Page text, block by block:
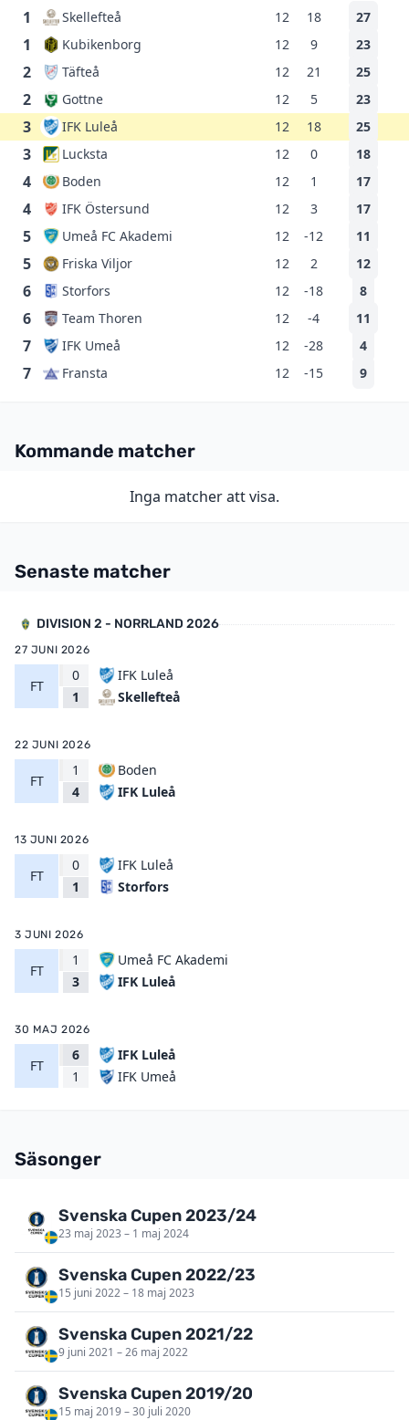
1 Skellefteå 12 18 27
1 Kubikenborg 12 9 23
2 Täfteå 12 21 25
2 Gottne 12 5 23
3 IFK Luleå 12 18 25
3 Lucksta 12 0 18
4 Boden 12 1 17
4 IFK Östersund 12 3 17
5 Umeå FC Akademi 12 -12 11
5 Friska Viljor 12 2 12
6 Storfors 12 -18 8
6 Team Thoren 12 -4 11
7 IFK Umeå 12 -28 4
7 Fransta 12 -15 9
Kommande matcher
Inga matcher att visa.
Senaste matcher
DIVISION 2 - NORRLAND 2026
27 JUNI 2026
FT
0
1
IFK Luleå
Skellefteå
22 JUNI 2026
FT
1
4
Boden
IFK Luleå
13 JUNI 2026
FT
0
1
IFK Luleå
Storfors
3 JUNI 2026
FT
1
3
Umeå FC Akademi
IFK Luleå
30 MAJ 2026
FT
6
1
IFK Luleå
IFK Umeå
Säsonger
Svenska Cupen 2023/24
23 maj 2023 – 1 maj 2024
Svenska Cupen 2022/23
15 juni 2022 – 18 maj 2023
Svenska Cupen 2021/22
9 juni 2021 – 26 maj 2022
Svenska Cupen 2019/20
15 maj 2019 – 30 juli 2020